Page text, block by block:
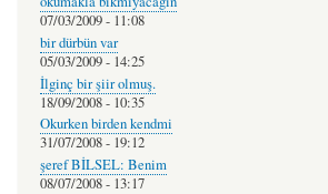
07/03/2009 - 11:08
bir dürbün var
05/03/2009 - 14:25
İlginç bir şiir olmuş.
18/09/2008 - 10:35
Okurken birden kendmi
31/07/2008 - 19:12
şeref BİLSEL: Benim
08/07/2008 - 13:17